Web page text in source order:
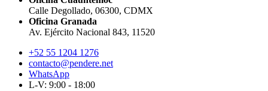
Calle Degollado, 06300, CDMX
Oficina Granada
Av. Ejército Nacional 843, 11520
+52 55 1204 1276
contacto@pendere.net
WhatsApp
L-V: 9:00 - 18:00